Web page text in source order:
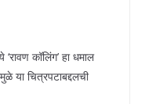
कॉलिंग’ हा धमाल
या चित्रपटाबद्दलची